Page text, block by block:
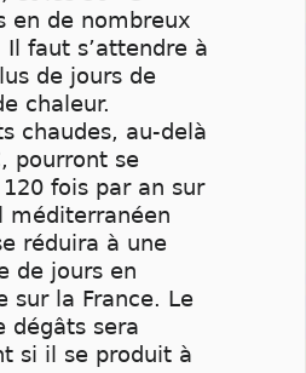
en de nombreux
Il faut s’attendre à
de jours de
chaleur.
chaudes, au-delà
pourront se
fois par an sur
méditerranéen
réduira à une
de jours en
sur la France. Le
dégâts sera
si il se produit à